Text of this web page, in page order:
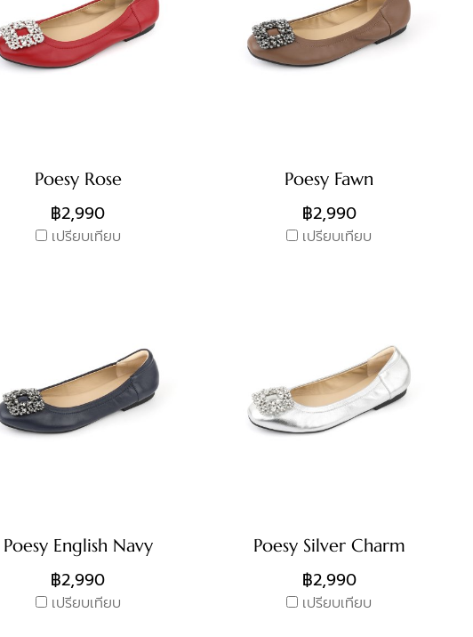
Poesy Rose
฿2,990
เปรียบเทียบ
Poesy Fawn
฿2,990
เปรียบเทียบ
Poesy English Navy
฿2,990
เปรียบเทียบ
Poesy Silver Charm
฿2,990
เปรียบเทียบ